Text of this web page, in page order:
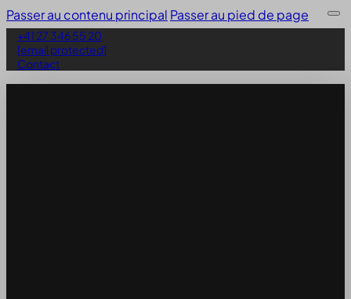
Passer au contenu principal Passer au pied de page
+41 27 346 55 20
[email protected]
Contact